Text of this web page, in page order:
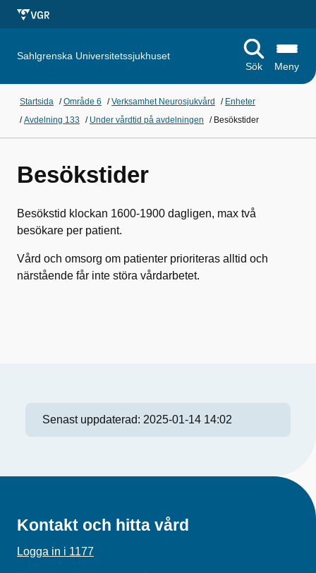
Sahlgrenska Universitetssjukhuset
Sök
Meny
Startsida /Område 6 /Verksamhet Neurosjukvård / Enheter
/Avdelning 133 / Under vårdtid på avdelningen / Besökstider
Besökstider
Besökstid klockan 1600-1900 dagligen, max två
besökare per patient.
Vård och omsorg om patienter prioriteras alltid och
närstående får inte störa vårdarbetet.
Senast uppdaterad: 2025-01-14 14:02
Kontakt och hitta vård
Logga in i 1177